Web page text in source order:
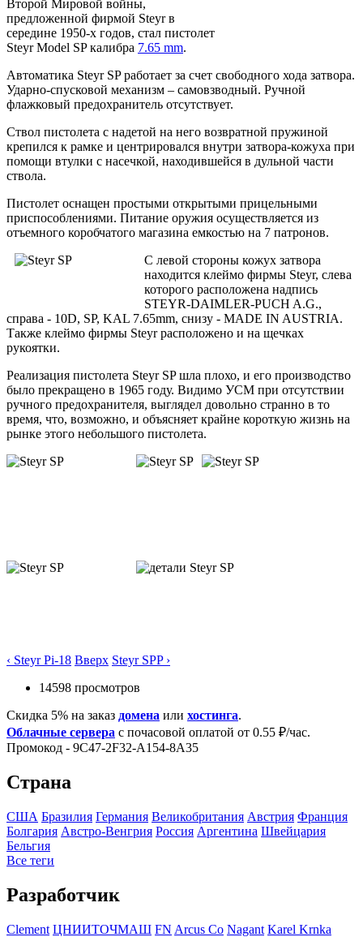
Второй Мировой войны,
предложенной фирмой Steyr в
середине 1950-х годов, стал пистолет
Steyr Model SP калибра 7.65 mm.
Автоматика Steyr SP работает за счет свободного хода затвора.
Ударно-спусковой механизм – самовзводный. Ручной
флажковый предохранитель отсутствует.
Ствол пистолета с надетой на него возвратной пружиной
крепился к рамке и центрировался внутри затвора-кожуха при
помощи втулки с насечкой, находившейся в дульной части
ствола.
Пистолет оснащен простыми открытыми прицельными
приспособлениями. Питание оружия осуществляется из
отъемного коробчатого магазина емкостью на 7 патронов.
С левой стороны кожух затвора
находится клеймо фирмы Steyr, слева
которого расположена надпись
STEYR-DAIMLER-PUCH A.G.,
справа - 10D, SP, KAL 7.65mm, снизу - MADE IN AUSTRIA.
Также клеймо фирмы Steyr расположено и на щечках
рукоятки.
Реализация пистолета Steyr SP шла плохо, и его производство
было прекращено в 1965 году. Видимо УСМ при отсутствии
ручного предохранителя, выглядел довольно странно в то
время, что, возможно, и объясняет крайне короткую жизнь на
рынке этого небольшого пистолета.
‹ Steyr Pi-18 Вверх Steyr SPP ›
14598 просмотров
Скидка 5% на заказ домена или хостинга.
Облачные сервера с почасовой оплатой от 0.55 ₽/час.
Промокод - 9C47-2F32-A154-8A35
Страна
США Бразилия Германия Великобритания Австрия Франция
Болгария Австро-Венгрия Росcия Аргентина Швейцария
Бельгия
Все теги
Разработчик
Clement ЦНИИТОЧМАШ FN Arcus Co Nagant Karel Krnka